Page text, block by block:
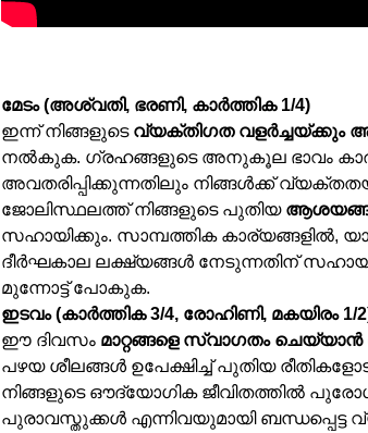
മേടം (അശ്വതി, ഭരണി, കാർത്തിക 1/4)
ഇന്ന് നിങ്ങളുടെ വ്യക്തിഗത വളർച്ചയ്ക്കും
നൽകുക. ഗ്രഹങ്ങളുടെ അനുകൂല ഭാവം
അവതരിപ്പിക്കുന്നതിലും നിങ്ങൾക്ക്
ജോലിസ്ഥലത്ത് നിങ്ങളുടെ പുതിയ
സഹായിക്കും. സാമ്പത്തിക കാര്യങ്ങളിൽ,
ദീർഘകാല ലക്ഷ്യങ്ങൾ നേടുന്നതിന്
മുന്നോട്ട് പോകുക.
ഇടവം (കാർത്തിക 3/4, രോഹിണി, മകയിരം 1/
ഈ ദിവസം മാറ്റങ്ങളെ സ്വാഗതം ചെയ്യാൻ
പഴയ ശീലങ്ങൾ ഉപേക്ഷിച്ച് പുതിയ
നിങ്ങളുടെ ഔദ്യോഗിക ജീവിതത്തിൽ
പുരാവസ്തുക്കൾ എന്നിവയുമായി ബന്ധപ്പെട്ട